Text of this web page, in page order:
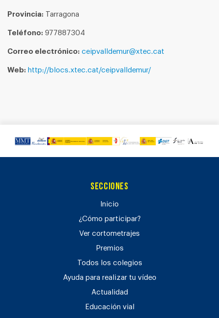
Provincia: Tarragona
Teléfono: 977887304
Correo electrónico: ceipvalldemur@xtec.cat
Web: http://blocs.xtec.cat/ceipvalldemur/
Secciones
Inicio
¿Cómo participar?
Ver cortometrajes
Premios
Todos los colegios
Ayuda para realizar tu vídeo
Actualidad
Educación vial